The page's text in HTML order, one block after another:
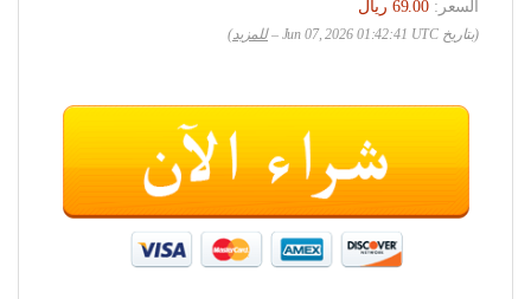
السعر:
‏69.00 ريال
(بتاريخ Jun 07, 2026 01:42:41 UTC – للمزيد)